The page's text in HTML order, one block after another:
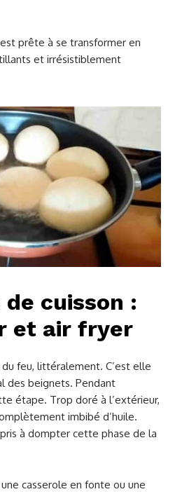
prête à se transformer en
et irrésistiblement
cuisson :
et air fryer
du feu, littéralement. C’est elle
des beignets. Pendant
étape. Trop doré à l’extérieur,
imbibé d’huile.
à dompter cette phase de la
casserole en fonte ou une